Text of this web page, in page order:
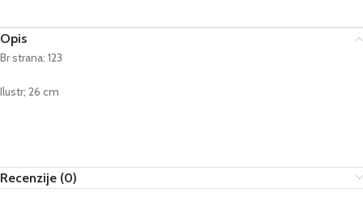
Opis
Br strana: 123
Ilustr; 26 cm
Recenzije (0)